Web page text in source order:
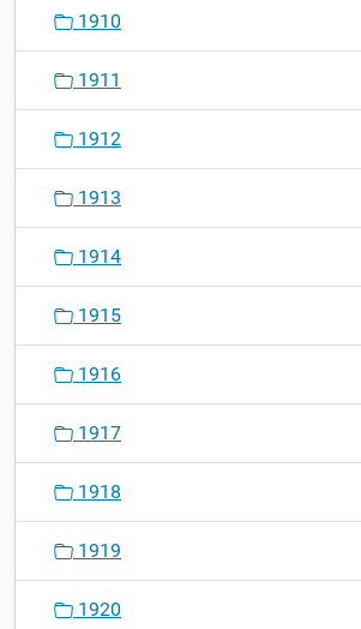
1910
1911
1912
1913
1914
1915
1916
1917
1918
1919
1920